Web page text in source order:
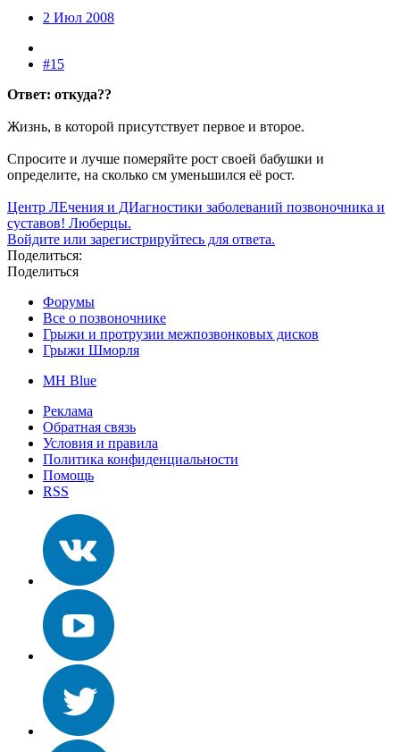
2 Июл 2008
#15
Ответ: откуда??
Жизнь, в которой присутствует первое и второе.
Спросите и лучше померяйте рост своей бабушки и
определите, на сколько см уменьшился её рост.
Центр ЛЕчения и ДИагностики заболеваний позвоночника и
суставов! Люберцы.
Войдите или зарегистрируйтесь для ответа.
Поделиться:
Поделиться
Форумы
Все о позвоночнике
Грыжи и протрузии межпозвонковых дисков
Грыжи Шморля
MH Blue
Реклама
Обратная связь
Условия и правила
Политика конфиденциальности
Помощь
RSS